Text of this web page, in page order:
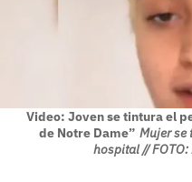
Video: Joven se tintura el
de Notre Dame” Mujer se
hospital //